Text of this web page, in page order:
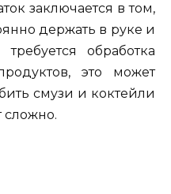
заключается в том,
держать в руке и
обработка
это может
смузи и коктейли
сложно.